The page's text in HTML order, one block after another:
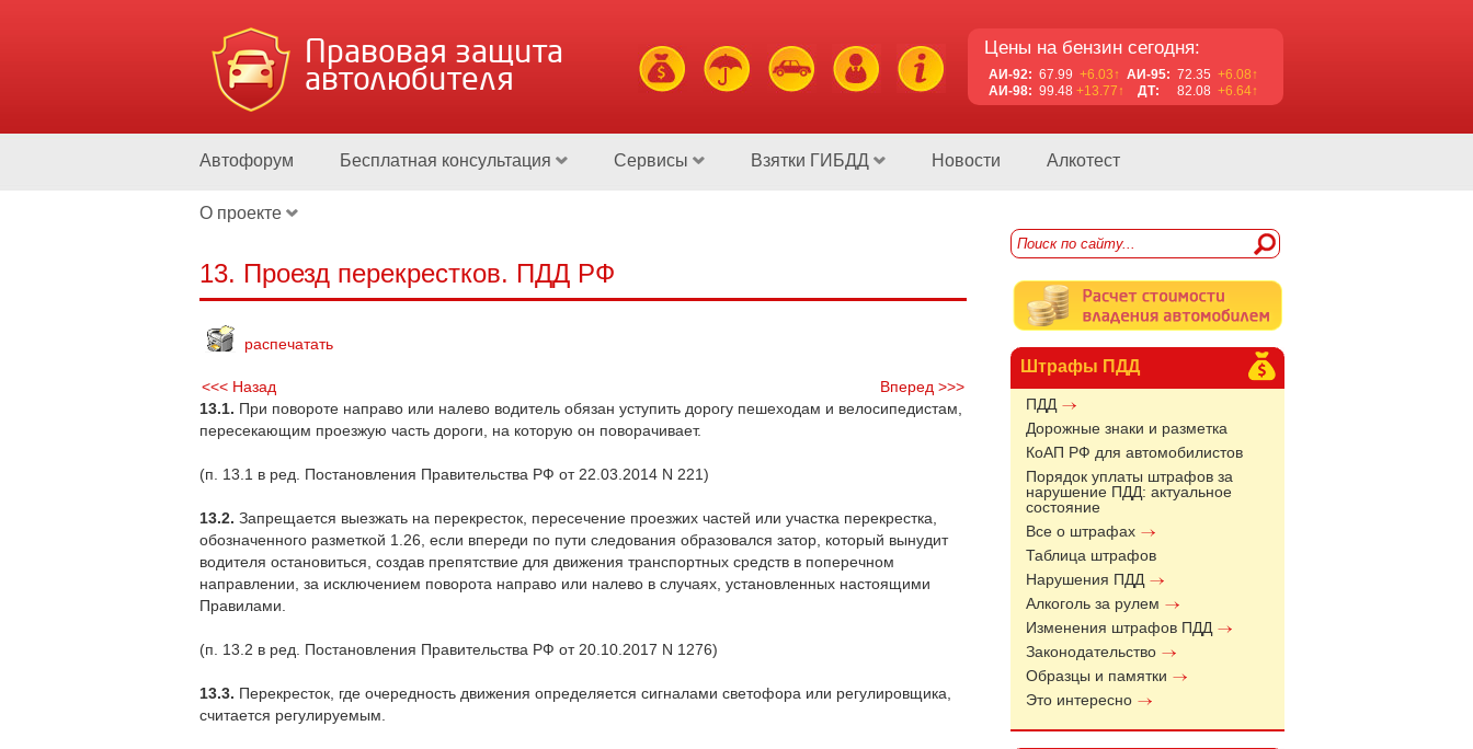
Правовая защита
автолюбителя
Цены на бензин сегодня:
АИ-92: 67.99 +6.03↑ АИ-95: 72.35 +6.08↑
АИ-98: 99.48 +13.77↑ ДТ: 82.08 +6.64↑
Автофорум Бесплатная консультация Сервисы Взятки ГИБДД Новости Алкотест
О проекте
Штрафы ПДД
ПДД
Дорожные знаки и разметка
КоАП РФ для автомобилистов
Порядок уплаты штрафов за
нарушение ПДД: актуальное
состояние
Все о штрафах
Таблица штрафов
Нарушения ПДД
Алкоголь за рулем
Изменения штрафов ПДД
Законодательство
Образцы и памятки
Это интересно
13. Проезд перекрестков. ПДД РФ
распечатать
<<< Назад
Вперед >>>
13.1. При повороте направо или налево водитель обязан уступить дорогу пешеходам и велосипедистам,
пересекающим проезжую часть дороги, на которую он поворачивает.
(п. 13.1 в ред. Постановления Правительства РФ от 22.03.2014 N 221)
13.2. Запрещается выезжать на перекресток, пересечение проезжих частей или участка перекрестка,
обозначенного разметкой 1.26, если впереди по пути следования образовался затор, который вынудит
водителя остановиться, создав препятствие для движения транспортных средств в поперечном
направлении, за исключением поворота направо или налево в случаях, установленных настоящими
Правилами.
(п. 13.2 в ред. Постановления Правительства РФ от 20.10.2017 N 1276)
13.3. Перекресток, где очередность движения определяется сигналами светофора или регулировщика,
считается регулируемым.